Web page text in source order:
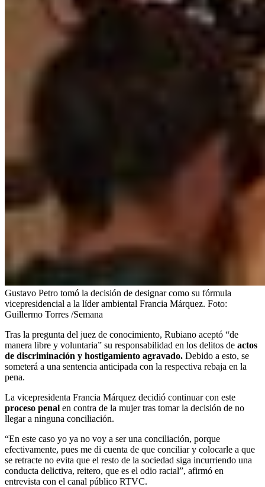
Gustavo Petro tomó la decisión de designar como su fórmula
vicepresidencial a la líder ambiental Francia Márquez. Foto:
Guillermo Torres /Semana
Tras la pregunta del juez de conocimiento, Rubiano aceptó “de
manera libre y voluntaria” su responsabilidad en los delitos de actos
de discriminación y hostigamiento agravado. Debido a esto, se
someterá a una sentencia anticipada con la respectiva rebaja en la
pena.
La vicepresidenta Francia Márquez decidió continuar con este
proceso penal en contra de la mujer tras tomar la decisión de no
llegar a ninguna conciliación.
“En este caso yo ya no voy a ser una conciliación, porque
efectivamente, pues me di cuenta de que conciliar y colocarle a que
se retracte no evita que el resto de la sociedad siga incurriendo una
conducta delictiva, reitero, que es el odio racial”, afirmó en
entrevista con el canal público RTVC.